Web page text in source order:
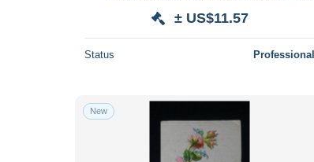
± US$11.57
Status Professional
New